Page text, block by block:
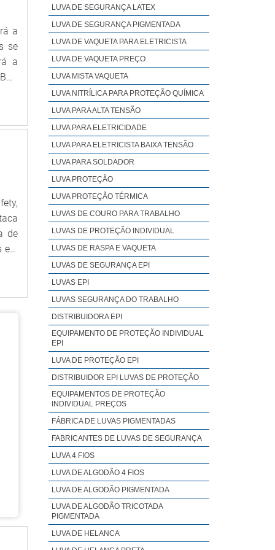
de
a
se
a
de
e
no
e
e
de
epi
em
e
de
LUVA DE SEGURANÇA LATEX
LUVA DE SEGURANÇA PIGMENTADA
LUVA DE VAQUETA PARA ELETRICISTA
LUVA DE VAQUETA PREÇO
LUVA MISTA VAQUETA
LUVA NITRÍLICA PARA PROTEÇÃO QUÍMICA
LUVA PARA ALTA TENSÃO
LUVA PARA ELETRICIDADE
LUVA PARA ELETRICISTA BAIXA TENSÃO
LUVA PARA SOLDADOR
LUVA PROTEÇÃO
LUVA PROTEÇÃO TÉRMICA
LUVAS DE COURO PARA TRABALHO
LUVAS DE PROTEÇÃO INDIVIDUAL
LUVAS DE RASPA E VAQUETA
LUVAS DE SEGURANÇA EPI
LUVAS EPI
LUVAS SEGURANÇA DO TRABALHO
DISTRIBUIDORA EPI
EQUIPAMENTO DE PROTEÇÃO INDIVIDUAL
EPI
LUVA DE PROTEÇÃO EPI
DISTRIBUIDOR EPI LUVAS DE PROTEÇÃO
EQUIPAMENTOS DE PROTEÇÃO
INDIVIDUAL PREÇOS
FÁBRICA DE LUVAS PIGMENTADAS
FABRICANTES DE LUVAS DE SEGURANÇA
LUVA 4 FIOS
LUVA DE ALGODÃO 4 FIOS
LUVA DE ALGODÃO PIGMENTADA
LUVA DE ALGODÃO TRICOTADA
PIGMENTADA
LUVA DE HELANCA